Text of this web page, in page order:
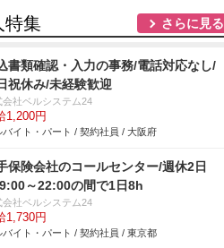
特集 さらに見る
書類確認・入力の事務/電話対応なし/
祝休み/未経験歓迎
会社ベルシステム24
1,200円
バイト・パート / 契約社員 / 大阪府
保険会社のコールセンター/週休2日
～22:00の間で1日8h
会社ベルシステム24
1,730円
バイト・パート / 契約社員 / 東京都